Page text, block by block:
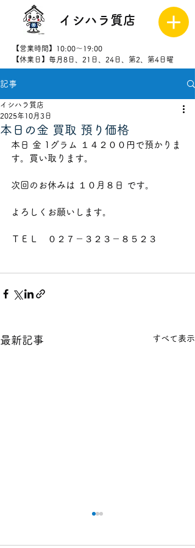
イシハラ質店
【営業時間】10:00～19:00
【休業日】毎月8日、21日、24日、第2、第4日曜
8523
記事
本日の金 買取 預り価格
イシハラ質店
2025年10月3日
本日 金 1グラム １４２００円で預かりま
す。買い取ります。
次回のお休みは １０月８日 です。
よろしくお願いします。
ＴＥＬ　０２７－３２３－８５２３
最新記事 すべて表示